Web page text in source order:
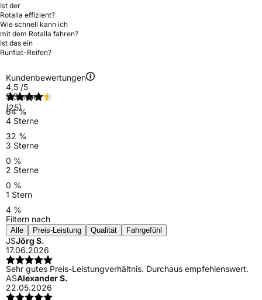
Ist der
Rotalla effizient?
Wie schnell kann ich
mit dem Rotalla fahren?
Ist das ein
Runflat-Reifen?
Kundenbewertungen
4,5 /5
(25)
5 Sterne
64 %
4 Sterne
32 %
3 Sterne
0 %
2 Sterne
0 %
1 Stern
4 %
Filtern nach
Alle Preis-Leistung Qualität Fahrgefühl
JSJörg S.
17.06.2026
Sehr gutes Preis-Leistungverhältnis. Durchaus empfehlenswert.
ASAlexander S.
22.05.2026